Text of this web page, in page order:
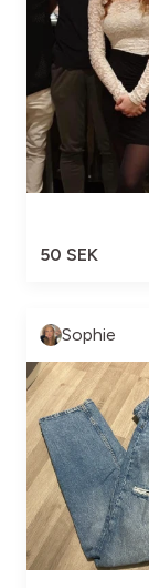
50 SEK
Sophie